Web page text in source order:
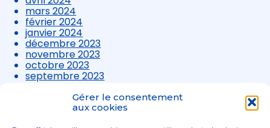
Gérer le consentement
aux cookies
mars 2024
février 2024
janvier 2024
décembre 2023
novembre 2023
octobre 2023
septembre 2023
août 2023
juillet 2023